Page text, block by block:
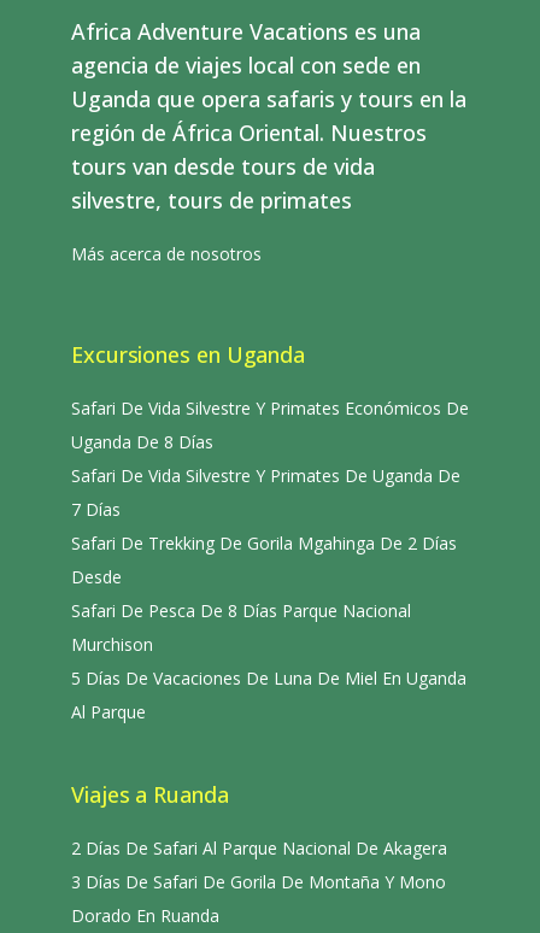
Africa Adventure Vacations es una
agencia de viajes local con sede en
Uganda que opera safaris y tours en la
región de África Oriental. Nuestros
tours van desde tours de vida
silvestre, tours de primates
Más acerca de nosotros
Excursiones en Uganda
Safari De Vida Silvestre Y Primates Económicos De
Uganda De 8 Días
Safari De Vida Silvestre Y Primates De Uganda De
7 Días
Safari De Trekking De Gorila Mgahinga De 2 Días
Desde
Safari De Pesca De 8 Días Parque Nacional
Murchison
5 Días De Vacaciones De Luna De Miel En Uganda
Al Parque
Viajes a Ruanda
2 Días De Safari Al Parque Nacional De Akagera
3 Días De Safari De Gorila De Montaña Y Mono
Dorado En Ruanda